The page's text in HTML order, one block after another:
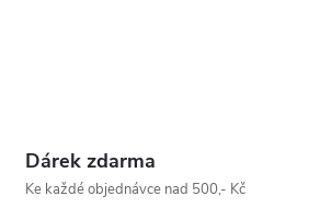
Dárek zdarma
Ke každé objednávce nad 500,- Kč